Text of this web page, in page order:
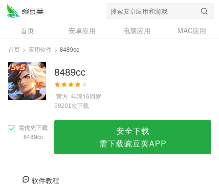
首页 安卓应用 电脑应用
MAC应用
资讯
专题
问答
首页 > 应用软件 > 8489cc
8489cc
官方 年满16周岁
59201次下载
需优先下载
8489cc
安全下载
需下载豌豆荚APP
软件教程